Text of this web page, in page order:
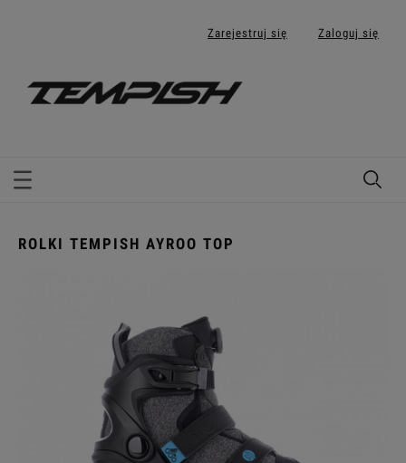
Zarejestruj się Zaloguj się
ROLKI TEMPISH AYROO TOP